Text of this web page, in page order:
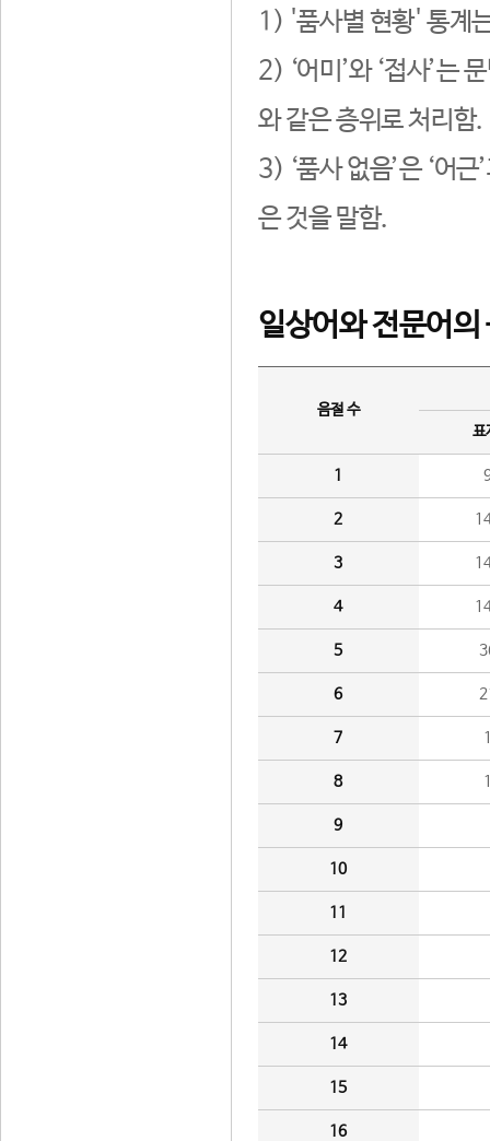
1) '품사별 현황' 통계
2) ‘어미’와 ‘접사’는
와 같은 층위로 처리함.
3) ‘품사 없음’은 ‘어
은 것을 말함.
일상어와 전문어의
음절 수
표
1
2
3
4
5
6
7
8
9
10
11
12
13
14
15
16